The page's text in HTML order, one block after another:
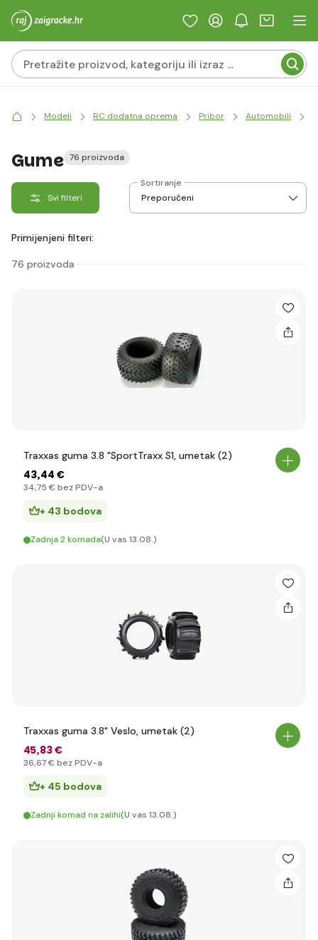
Modeli RC dodatna oprema Pribor Automobili
Gume 76 proizvoda
Svi filteri
Sortiranje
Primijenjeni filteri:
76 proizvoda
Traxxas guma 3.8 "SportTraxx S1, umetak (2)
43,44 €
34,75 € bez PDV-a
+ 43 bodova
Zadnja 2 komada(U vas 13.08.)
Traxxas guma 3.8" Veslo, umetak (2)
45,83 €
36,67 € bez PDV-a
+ 45 bodova
Zadnji komad na zalihi(U vas 13.08.)